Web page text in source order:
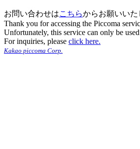
お問い合わせはこちらからお願いいた
Thank you for accessing the Piccoma
Unfortunately, this service can only be
For inquiries, please click here.
Kakao piccoma Corp.